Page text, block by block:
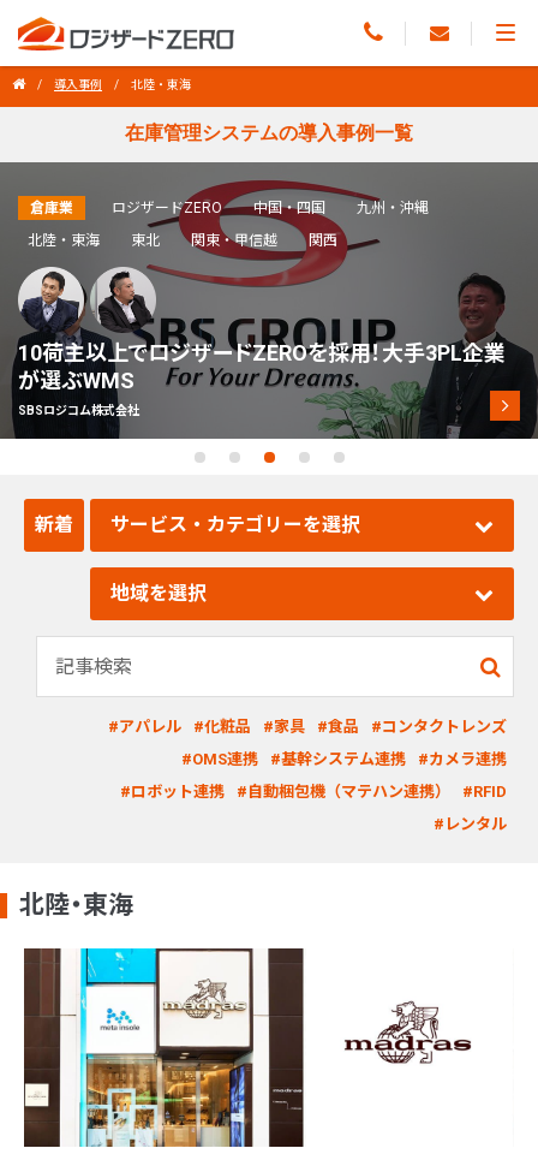
導入事例 北陸・東海
在庫管理システムの導入事例一覧
倉庫業 ロジザードZERO 中国・四国
九州・沖縄
北陸・東海
東北 関東・甲信越 関西
10荷主以上でロジザードZEROを採用！大手3PL企業
が選ぶWMS
SBSロジコム株式会社
新着 サービス・カテゴリーを選択
地域を選択
#アパレル #化粧品 #家具 #食品
#コンタクトレンズ
#OMS連携
#基幹システム連携
#カメラ連携
#ロボット連携
#自動梱包機（マテハン連携）
#RFID
#レンタル
北陸・東海